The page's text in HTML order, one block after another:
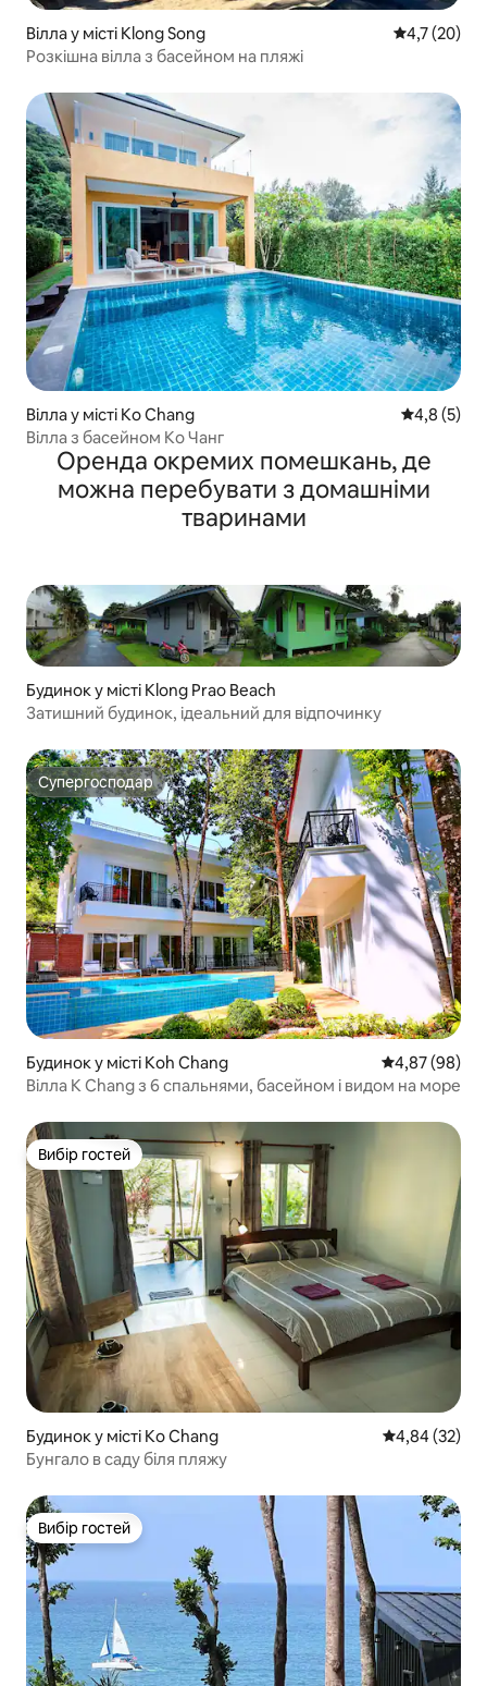
Вілла у місті Klong Song Середня
4,7 (20)
Розкішна вілла з басейном на пляжі
Вілла у місті Ko Chang Середня
4,8 (5)
Вілла з басейном Ко Чанг
Оренда окремих помешкань, де
можна перебувати з домашніми
тваринами
Будинок у місті Klong Prao Beach
Затишний будинок, ідеальний для відпочинку
Супергосподар
Супергосподар
Будинок у місті Koh Chang Середня
4,87 (98)
Вілла K Chang з 6 спальнями, басейном і видом на море
Вибір гостей
Вибір гостей
Будинок у місті Ko Chang Середня
4,84 (32)
Бунгало в саду біля пляжу
Вибір гостей
Вибір гостей